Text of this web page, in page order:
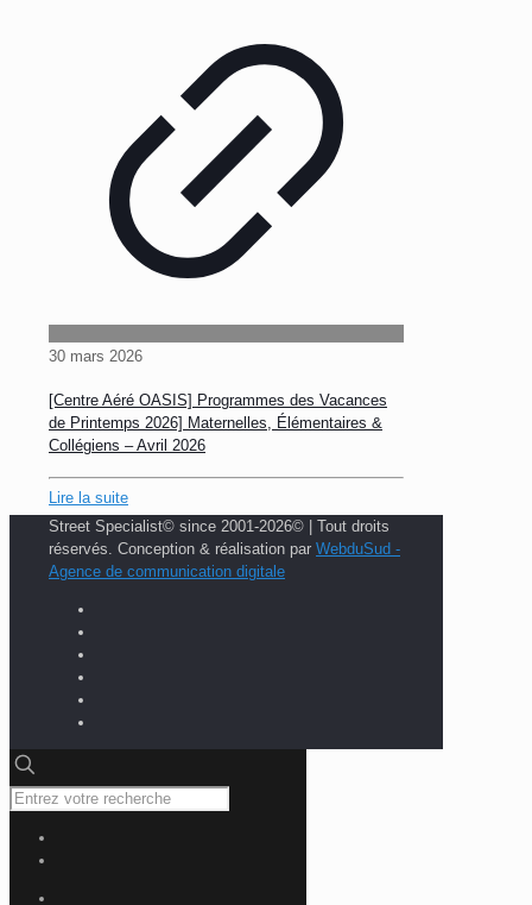
30 mars 2026
[Centre Aéré OASIS] Programmes des Vacances
de Printemps 2026] Maternelles, Élémentaires &
Collégiens – Avril 2026
Lire la suite
Street Specialist© since 2001-2026© | Tout droits
réservés. Conception & réalisation par WebduSud -
Agence de communication digitale